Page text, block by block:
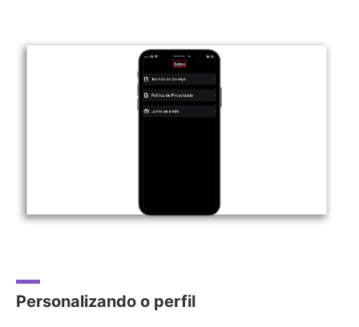
Personalizando o perfil